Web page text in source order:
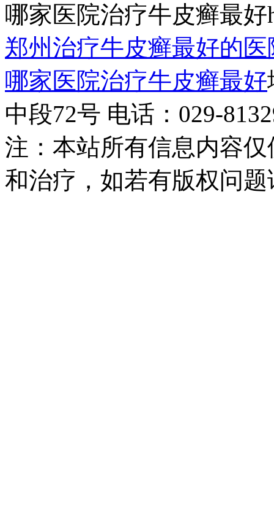
哪家医院治疗牛皮癣最好
郑州治疗牛皮癣最好的
哪家医院治疗牛皮癣最好
中段72号 电话：029-
注：本站所有信息内容
和治疗，如若有版权问